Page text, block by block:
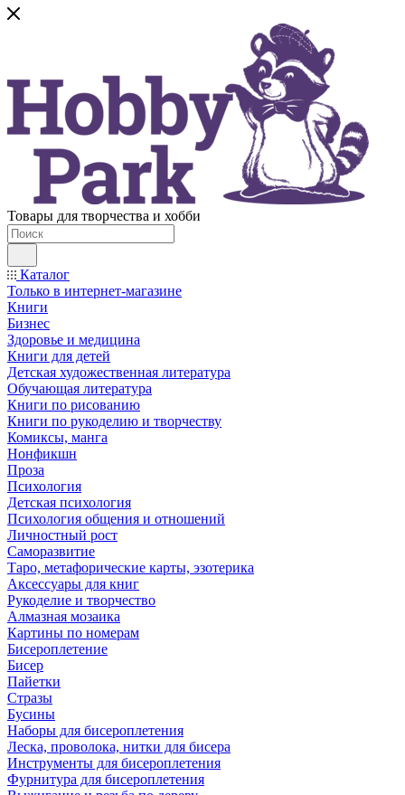
Товары для творчества и хобби
Каталог
Только в интернет-магазине
Книги
Бизнес
Здоровье и медицина
Книги для детей
Детская художественная литература
Обучающая литература
Книги по рисованию
Книги по рукоделию и творчеству
Комиксы, манга
Нонфикшн
Проза
Психология
Детская психология
Психология общения и отношений
Личностный рост
Саморазвитие
Таро, метафорические карты, эзотерика
Аксессуары для книг
Рукоделие и творчество
Алмазная мозаика
Картины по номерам
Бисероплетение
Бисер
Пайетки
Стразы
Бусины
Наборы для бисероплетения
Леска, проволока, нитки для бисера
Инструменты для бисероплетения
Фурнитура для бисероплетения